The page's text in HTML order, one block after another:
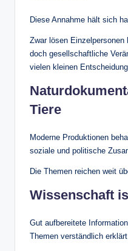
Diese Annahme hält sich
Zwar lösen Einzelpersonen
doch gesellschaftliche
vielen kleinen
Tiere
Moderne Produktionen
soziale und politische
Die Themen reichen weit
Wissenschaft
Gut aufbereitete
Themen verständlich erklärt